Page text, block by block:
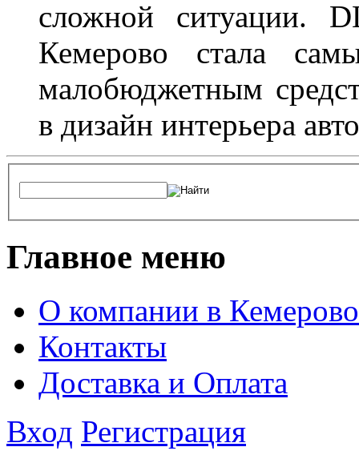
сложной ситуации.
Кемерово стала
малобюджетным
в дизайн интерьера
Главное меню
О компании в Кемерово
Контакты
Доставка и Оплата
Вход Регистрация